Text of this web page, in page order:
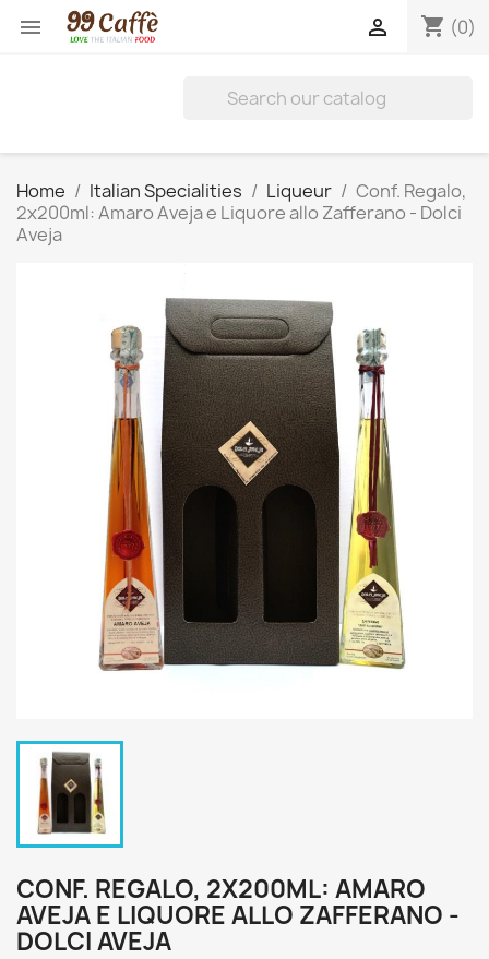
 shopping_cart (0)

Home Italian Specialities Liqueur
Conf. Regalo,
2x200ml: Amaro Aveja e Liquore allo Zafferano - Dolci
Aveja
CONF. REGALO, 2X200ML: AMARO
AVEJA E LIQUORE ALLO ZAFFERANO -
DOLCI AVEJA